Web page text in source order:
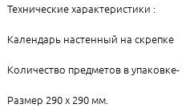
Технические характеристики :
Календарь настенный на скрепке
Количество предметов в
Размер 290 х 290 мм.